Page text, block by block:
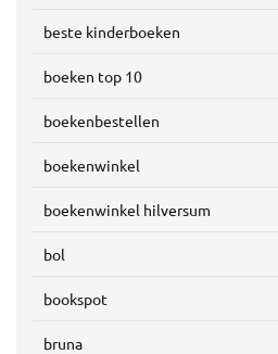
beste kinderboeken
boeken top 10
boekenbestellen
boekenwinkel
boekenwinkel hilversum
bol
bookspot
bruna